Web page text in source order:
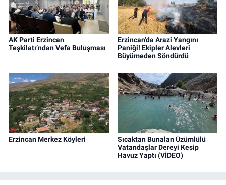
AK Parti Erzincan
Teşkilatı’ndan Vefa Buluşması
Erzincan’da Arazi Yangını
Paniği! Ekipler Alevleri
Büyümeden Söndürdü
Erzincan Merkez Köyleri
Sıcaktan Bunalan Üzümlülü
Vatandaşlar Dereyi Kesip
Havuz Yaptı (VİDEO)